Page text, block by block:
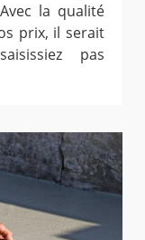
la qualité
prix, il serait
pas